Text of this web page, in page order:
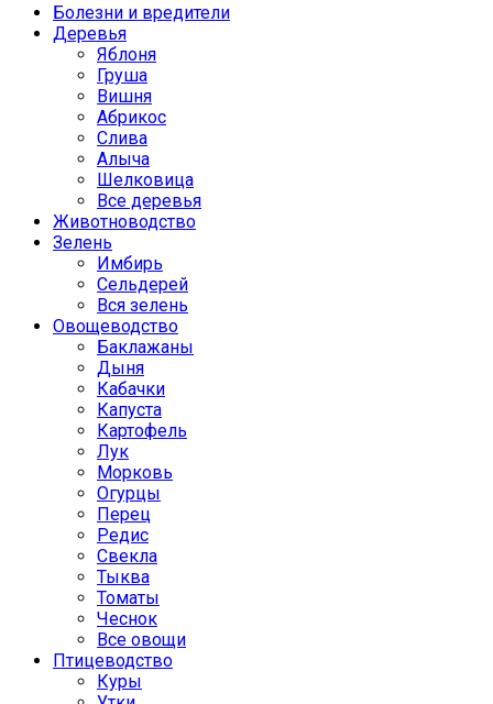
Болезни и вредители
Деревья
Яблоня
Груша
Вишня
Абрикос
Слива
Алыча
Шелковица
Все деревья
Животноводство
Зелень
Имбирь
Сельдерей
Вся зелень
Овощеводство
Баклажаны
Дыня
Кабачки
Капуста
Картофель
Лук
Морковь
Огурцы
Перец
Редис
Свекла
Тыква
Томаты
Чеснок
Все овощи
Птицеводство
Куры